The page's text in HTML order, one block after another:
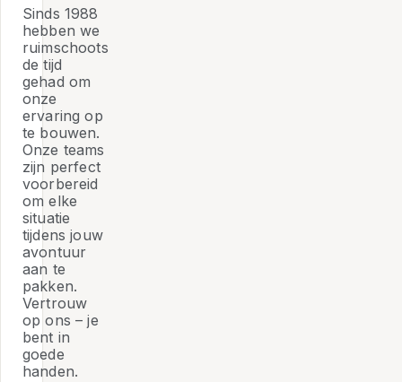
Sinds 1988
hebben we
ruimschoots
de tijd
gehad om
onze
ervaring op
te bouwen.
Onze teams
zijn perfect
voorbereid
om elke
situatie
tijdens jouw
avontuur
aan te
pakken.
Vertrouw
op ons – je
bent in
goede
handen.